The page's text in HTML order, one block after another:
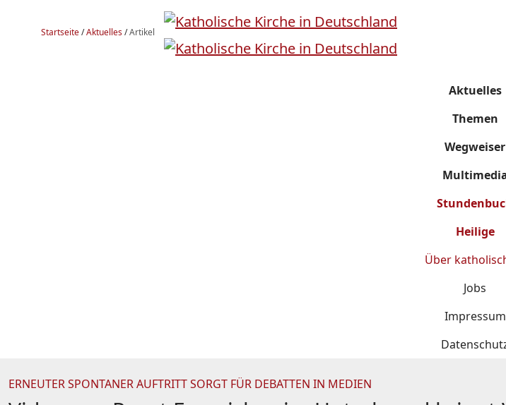
Startseite/Aktuelles/Artikel
Aktuelles
Themen
Wegweiser
Heilige
Über
Jobs
Impressum
ERNEUTER SPONTANER AUFTRITT SORGT FÜR DEBATTEN IN MEDIEN